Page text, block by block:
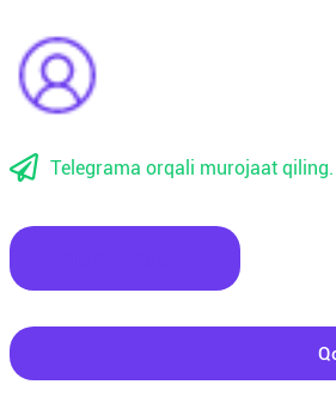
Telegrama orqali murojaat qiling.